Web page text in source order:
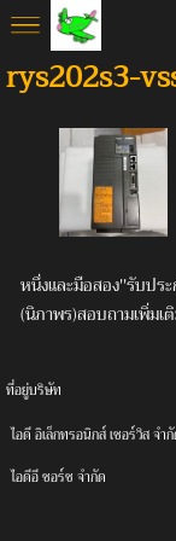
rys202s3-
หนึ่งและมือสอง''รับป
(นิภาพร)สอบถามเพิ่มเ
ที่อยู่บริษัท
ไอดีอิเล็กทรอนิกส์ เซอร์วิส จํา
ไอดีอีซอร์ซ จํากัด